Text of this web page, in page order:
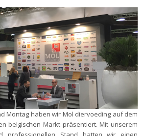
Montag haben wir Mol diervoeding auf dem
belgischen Markt präsentiert. Mit unserem